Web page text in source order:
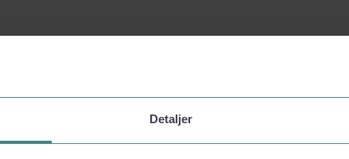
Detaljer